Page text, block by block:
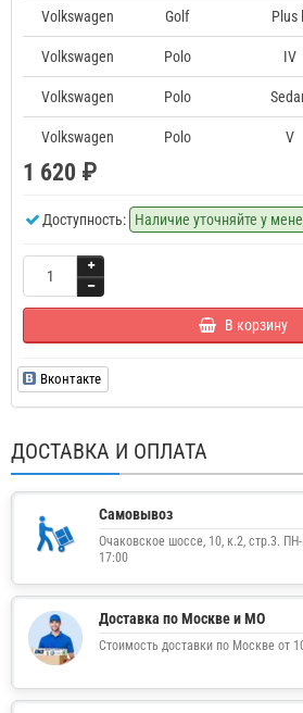
Volkswagen Golf Plus ll
Volkswagen Polo IV
Volkswagen Polo
Volkswagen Polo V
1 620 ₽
Доступность: Наличие уточняйте у
В корзину
Вконтакте
ДОСТАВКА И ОПЛАТА
Самовывоз
Очаковское шоссе, 10, к.2, стр.3.
17:00
Доставка по Москве и МО
Стоимость доставки по Москве от